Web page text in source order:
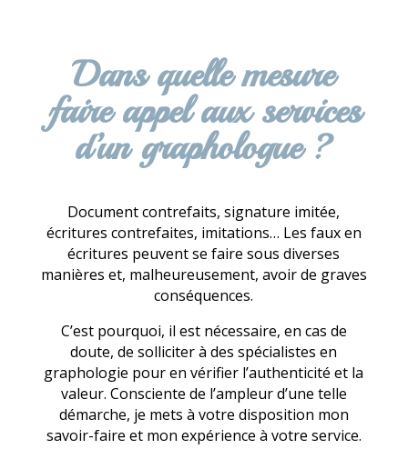
Dans quelle mesure
faire appel aux services
d’un graphologue ?
Document contrefaits, signature imitée,
écritures contrefaites, imitations… Les faux en
écritures peuvent se faire sous diverses
manières et, malheureusement, avoir de graves
conséquences.
C’est pourquoi, il est nécessaire, en cas de
doute, de solliciter à des spécialistes en
graphologie pour en vérifier l’authenticité et la
valeur. Consciente de l’ampleur d’une telle
démarche, je mets à votre disposition mon
savoir-faire et mon expérience à votre service.